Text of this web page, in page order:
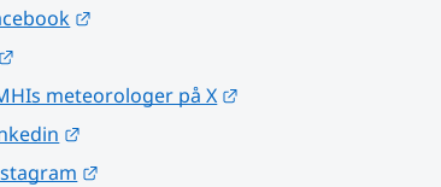
meteorologer på X